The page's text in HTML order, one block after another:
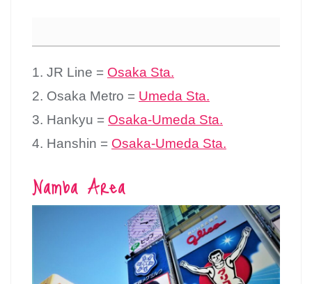
1. JR Line = Osaka Sta.
2. Osaka Metro = Umeda Sta.
3. Hankyu = Osaka-Umeda Sta.
4. Hanshin = Osaka-Umeda Sta.
Namba Area